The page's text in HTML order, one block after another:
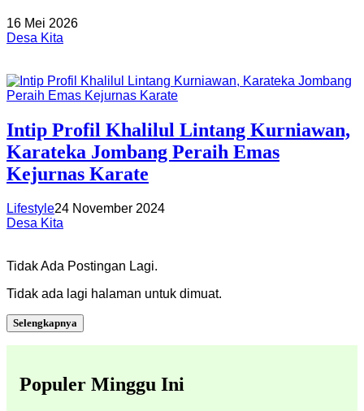
16 Mei 2026
Desa Kita
Intip Profil Khalilul Lintang Kurniawan,
Karateka Jombang Peraih Emas
Kejurnas Karate
Lifestyle24 November 2024
Desa Kita
Tidak Ada Postingan Lagi.
Tidak ada lagi halaman untuk dimuat.
Selengkapnya
Populer Minggu Ini